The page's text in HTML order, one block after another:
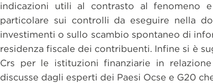
indicazioni utili al contrasto al fenomeno
particolare sui controlli da eseguire nella
investimenti o sullo scambio spontaneo di
residenza fiscale dei contribuenti. Infine si è
Crs per le istituzioni finanziarie in
discusse dagli esperti dei Paesi Ocse e G20